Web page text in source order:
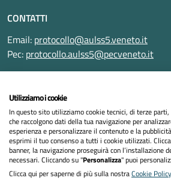
CONTATTI
Email: protocollo@aulss5.veneto.it
Pec: protocollo.aulss5@pecveneto.it
Informativa privacy
Dichiarazione di accessibilità
Utilizziamo i cookie
In questo sito utilizziamo cookie tecnici, di terze
che raccolgono dati della tua navigazione per
esperienza e personalizzare il contenuto e la
esprimi il tuo consenso a tutti i cookie utilizzati.
banner, la navigazione proseguirà con l’installazione
necessari. Cliccando su "Personalizza" puoi
Clicca qui per saperne di più sulla nostraCookie Policy